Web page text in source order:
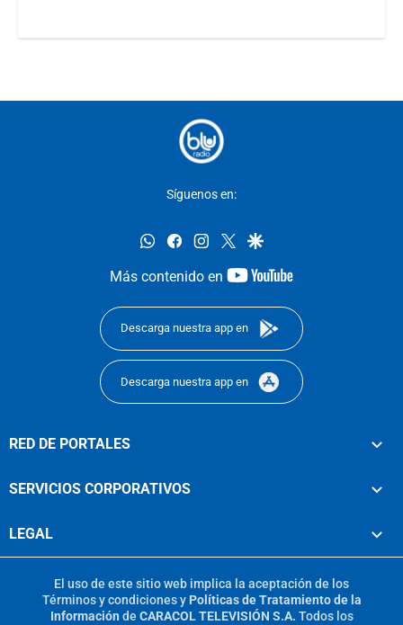
Síguenos en:
whatsappfacebookinstagram
twittergoogle
Más contenido en
youtube-
Descarga nuestra app en
Descarga nuestra app en
RED DE PORTALES
SERVICIOS CORPORATIVOS
LEGAL
El uso de este sitio web implica la aceptación de los
Términos y condicionesy Políticas de Tratamiento de la
Información de CARACOL TELEVISIÓN S.A. Todos los